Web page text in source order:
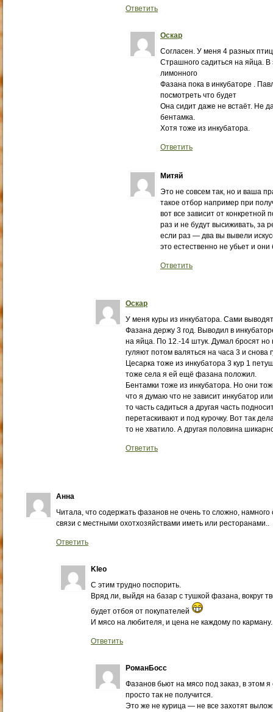
Ответить
Оскар
Согласен. У меня 4 разных
Страшного садиться на яйца. В
лимонного
Фазана пока в инкубаторе .
посмотреть что будет
Она сидит даже не встаёт. Не
бентамка.
Хотя тоже из инкубатора.
Ответить
Митяй
Это не совсем так, но и ваша
такое отбор например при
вот все зависит от
раз и не будут высиживать, за
если раз — два вы вывели
это естественно не убьет и
Ответить
Оскар
У меня куры из инкубатора. Сами
Фазана держу 3 год. Выводил в
на яйца. По 12.-14 штук. Думал бросят но
гуляют потом валяться на часа 3 и
Цесарка тоже из инкубатора 3 кур 1
тоже села я ей ещё фазана положил.
Бентамки тоже из инкубатора. Но они
что я думаю что не зависит инкубатор
то часть садиться а другая часть
перетаскивают и под курочку. Вот так
то не хватило. А другая половина
Ответить
Анна
Читала, что содержать фазанов не очень то сложно,
связи с местными охотхозяйствами иметь или ресторанами..
Ответить
Kleo
С этим трудно поспорить.
Вряд ли, выйдя на базар с тушкой фазана, вокруг
будет отбоя от покупателей
И мясо на любителя, и цена не каждому по карману.
Ответить
РоманБосс
Фазанов бьют на мясо под заказ, в этом я
просто так не получится.
Это же не курица — не все захотят